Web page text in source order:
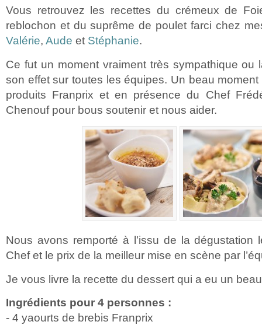
Vous retrouvez les recettes du crémeux de
reblochon et du suprême de poulet farci chez
Valérie, Aude et Stéphanie.
Ce fut un moment vraiment très sympathique ou
son effet sur toutes les équipes. Un beau
produits Franprix et en présence du Chef
Chenouf pour bous soutenir et nous aider.
Nous avons remporté à l’issu de la
Chef et le prix de la meilleur mise en scène par
Je vous livre la recette du dessert qui a eu un
Ingrédients pour 4 personnes :
- 4 yaourts de brebis Franprix